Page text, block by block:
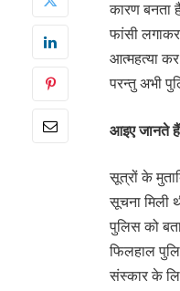
कारण बनता
फांसी
आत्महत्या
परन्तु अभी
आइए जानते हैं
सूत्रों के
सूचना मिली
पुलिस को
फिलहाल
संस्कार के